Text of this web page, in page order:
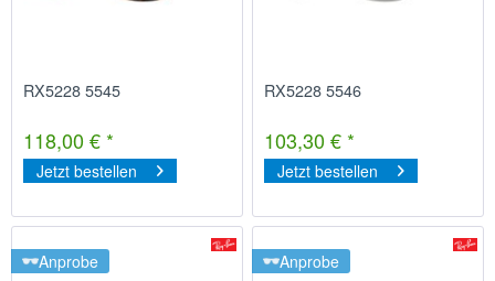
RX5228 5545
118,00 € *
Jetzt bestellen
RX5228 5546
103,30 € *
Jetzt bestellen
Anprobe Anprobe